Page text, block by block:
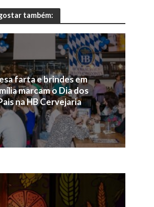
também:
farta e brindes em
marcam o Dia dos
na HB Cervejaria